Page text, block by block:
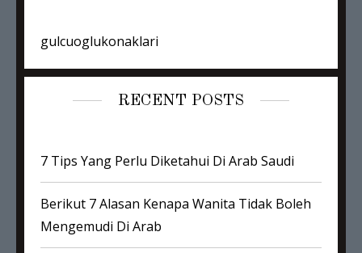
gulcuoglukonaklari
RECENT POSTS
7 Tips Yang Perlu Diketahui Di Arab Saudi
Berikut 7 Alasan Kenapa Wanita Tidak Boleh
Mengemudi Di Arab